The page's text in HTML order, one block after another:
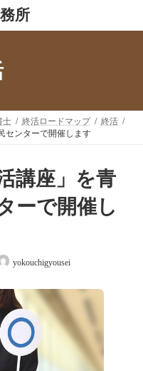
士事務所
士 終活ロードマップ
終活
センターで開催します
講座」を青
ーで開催し
yokouchigyousei